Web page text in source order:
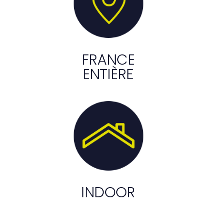
FRANCE
ENTIÈRE
INDOOR